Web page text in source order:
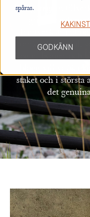
spåras.
GODKÄNN
Jämtgärsgård
grindar och
unikt råmaterial,
skogar, bygger
blogg vill vi öka
staket och i största
det